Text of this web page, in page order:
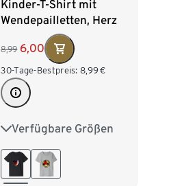
Kinder-T-Shirt mit
Wendepailletten, Herz
im Fußballdesign
8,99 6,00
30-Tage-Bestpreis: 8,99€
Verfügbare Größen
98/104 110/116
122/128